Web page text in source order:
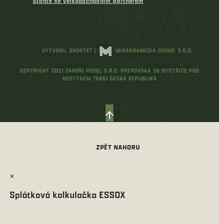
VYTVOŘIL SHOPTET | MIRANDAMEDIA GROUP, S.R.O.
COPYRIGHT 2021 ZÁHOŘÍ RUDEL S.R.O. PŘEROVSKÁ 38 BYSTŘICE POD
HOSTÝNEM 76861 ČESKÁ REPUBLIKA
×
Splátková kalkulačka ESSOX